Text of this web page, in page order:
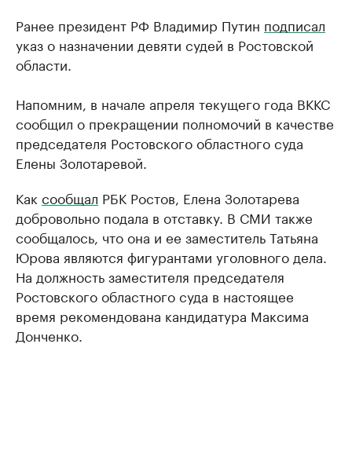
Ранее президент РФ Владимир Путин подписал
указ о назначении девяти судей в Ростовской
области.
Напомним, в начале апреля текущего года ВККС
сообщил о прекращении полномочий в качестве
председателя Ростовского областного суда
Елены Золотаревой.
Как сообщал РБК Ростов, Елена Золотарева
добровольно подала в отставку. В СМИ также
сообщалось, что она и ее заместитель Татьяна
Юрова являются фигурантами уголовного дела.
На должность заместителя председателя
Ростовского областного суда в настоящее
время рекомендована кандидатура Максима
Донченко.